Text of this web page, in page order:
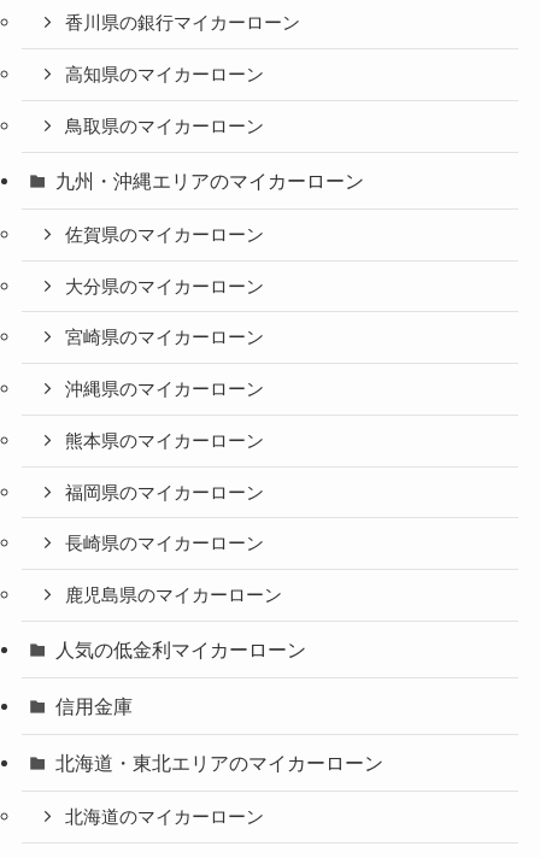
香川県の銀行マイカーローン
高知県のマイカーローン
鳥取県のマイカーローン
九州・沖縄エリアのマイカーローン
佐賀県のマイカーローン
大分県のマイカーローン
宮崎県のマイカーローン
沖縄県のマイカーローン
熊本県のマイカーローン
福岡県のマイカーローン
長崎県のマイカーローン
鹿児島県のマイカーローン
人気の低金利マイカーローン
信用金庫
北海道・東北エリアのマイカーローン
北海道のマイカーローン